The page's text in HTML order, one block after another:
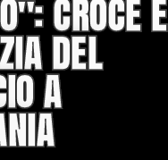
CROCE E
DEL
A